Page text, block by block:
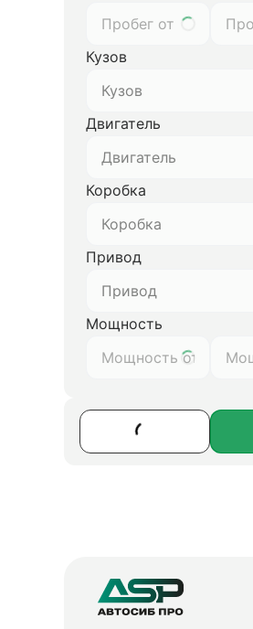
Кузов
Кузов
Двигатель
Двигатель
Коробка
Коробка
Привод
Привод
Мощность